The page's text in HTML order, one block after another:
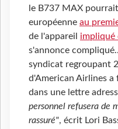
le B737 MAX
européenne au
de l'appareil impliqué
s'annonce
syndicat regroupant
d'American Airlines
dans une lettre
personnel refusera de
rassuré", écrit Lori